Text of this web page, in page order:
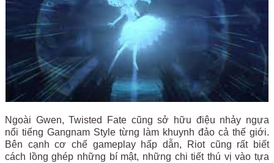
Ngoài Gwen, Twisted Fate cũng sở hữu điệu nhảy ngựa
nổi tiếng Gangnam Style từng làm khuynh đảo cả thế giới.
Bên cạnh cơ chế gameplay hấp dẫn, Riot cũng rất biết
cách lồng ghép những bí mật, những chi tiết thú vị vào tựa